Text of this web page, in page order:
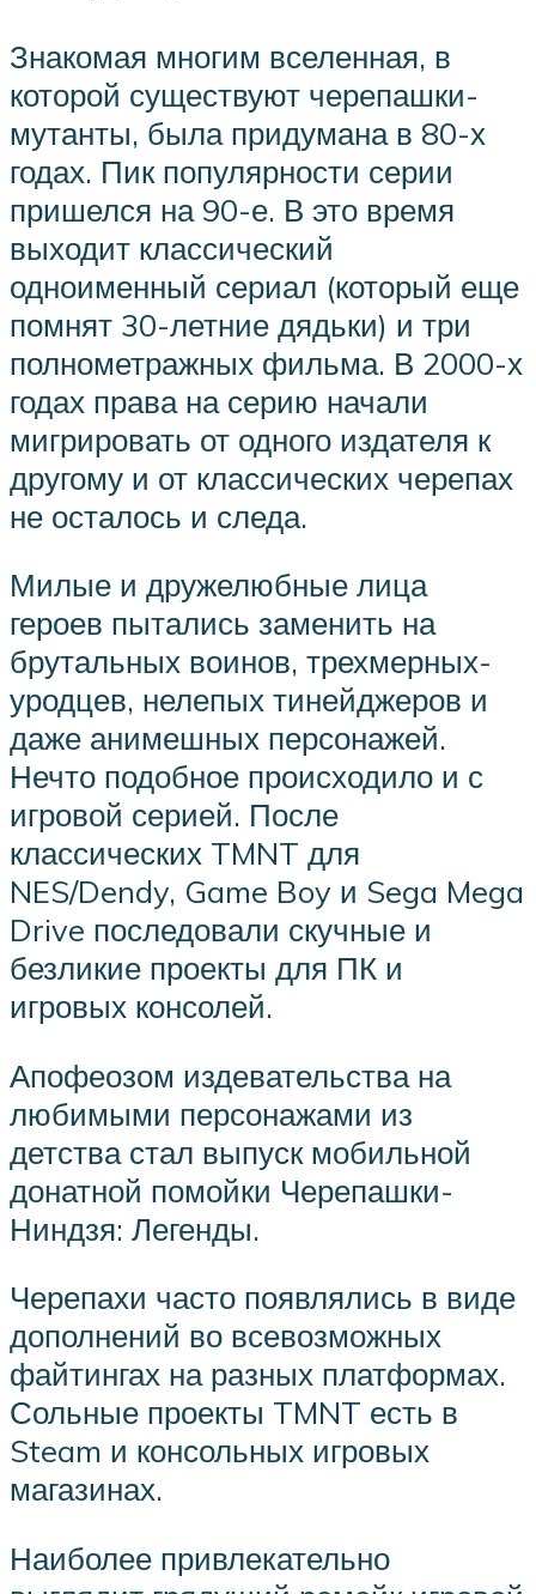
Знакомая многим вселенная, в
которой существуют черепашки-
мутанты, была придумана в 80-х
годах. Пик популярности серии
пришелся на 90-е. В это время
выходит классический
одноименный сериал (который еще
помнят 30-летние дядьки) и три
полнометражных фильма. В 2000-х
годах права на серию начали
мигрировать от одного издателя к
другому и от классических черепах
не осталось и следа.
Милые и дружелюбные лица
героев пытались заменить на
брутальных воинов, трехмерных-
уродцев, нелепых тинейджеров и
даже анимешных персонажей.
Нечто подобное происходило и с
игровой серией. После
классических TMNT для
NES/Dendy, Game Boy и Sega Mega
Drive последовали скучные и
безликие проекты для ПК и
игровых консолей.
Апофеозом издевательства на
любимыми персонажами из
детства стал выпуск мобильной
донатной помойки Черепашки-
Ниндзя: Легенды.
Черепахи часто появлялись в виде
дополнений во всевозможных
файтингах на разных платформах.
Сольные проекты TMNT есть в
Steam и консольных игровых
магазинах.
Наиболее привлекательно